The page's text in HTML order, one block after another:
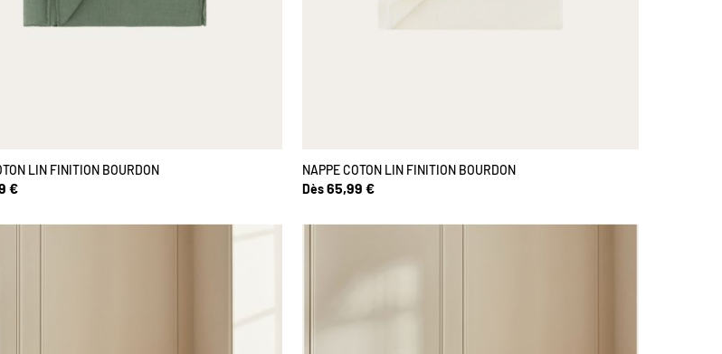
LIN FINITION BOURDON
€
NAPPE COTON LIN FINITION BOURDON
Dès65,99 €